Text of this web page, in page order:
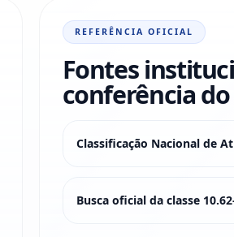
REFERÊNCIA OFICIAL
Fontes
conferência
Classificação Nacional de
Busca oficial da classe